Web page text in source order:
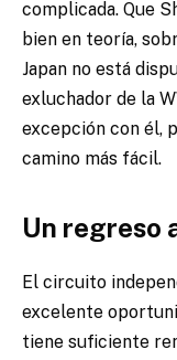
complicada. Que
bien en teoría,
Japan no está
exluchador de la
excepción con él,
camino más fácil.
Un regreso
El circuito
excelente
tiene suficiente